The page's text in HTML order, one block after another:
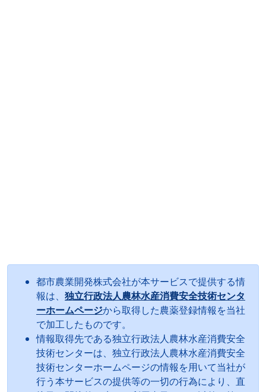
都市農業開発株式会社が本サービスで提供する情
報は、 独立行政法人農林水産消費安全技術センタ
ーホームページから取得した農薬登録情報を当社
で加工したものです。
情報取得先である独立行政法人農林水産消費安全
技術センターは、独立行政法人農林水産消費安全
技術センターホームページの情報を用いて当社が
行う本サービスの提供等の一切の行為により、直